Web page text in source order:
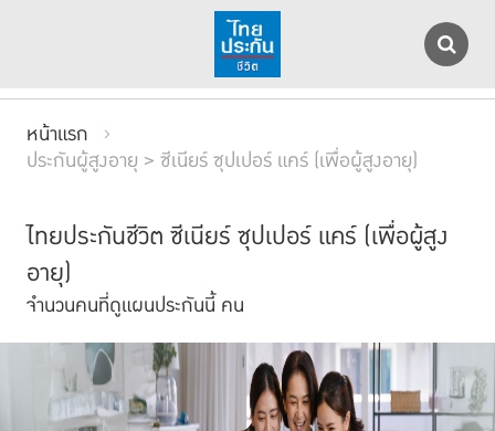
หน้าแรก
ประกันผู้สูงอายุ > ซีเนียร์ ซุปเปอร์ แคร์ (เพื่อผู้สูงอายุ)
ไทยประกันชีวิต ซีเนียร์ ซุปเปอร์ แคร์ (เพื่อผู้สูง
อายุ)
จำนวนคนที่ดูแผนประกันนี้คน